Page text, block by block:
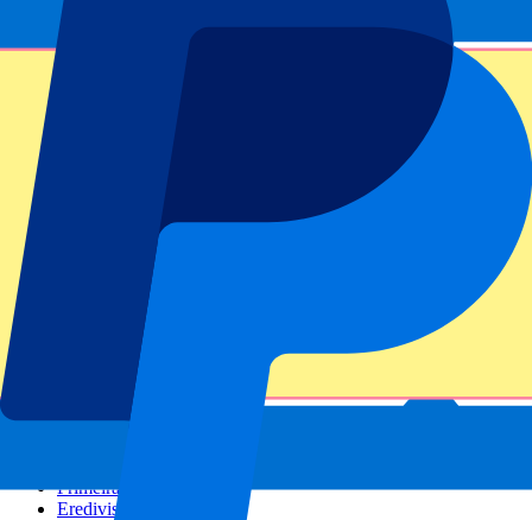
GP Espagne
Tous les sports
Championnats de football
Ligue des Champions
Premier League
Serie A
Primeira Liga
Eredivisie